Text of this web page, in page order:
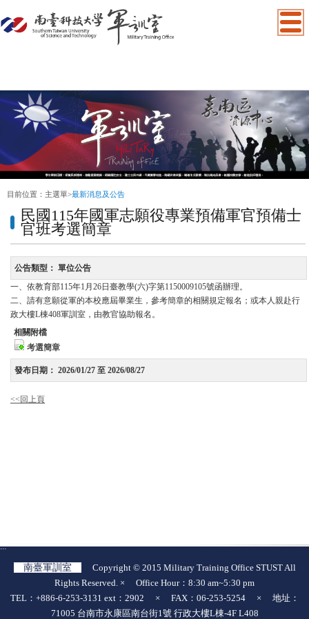
目前位置： 主選單>最新消息及公告
民國115年國軍志願役專業預備軍官預備士
官班考選簡章
公告類型： 單位公告
一、依教育部115年1月26日臺教學(六)字第1150009105號函辦理。
二、請有意願從軍的本校應屆畢業生，參考簡章的相關規定報名；或本人親赴行
政大樓L棟408軍訓室，由教官協助報名。
相關附檔
考選簡章
發布日期： 2026/01/27 至 2026/08/27
<<回上頁
:::
南臺軍訓室
Copyright © 2015 Military Training Office STUST All
Rights Reserved. × Office Hour：8:30 am~5:30 pm
TEL：+886-6-253-3131 ext：2902 × FAX：06-253-5254 × 地址：
71005 台南市永康區南台街1號 行政大樓L棟-4F L408